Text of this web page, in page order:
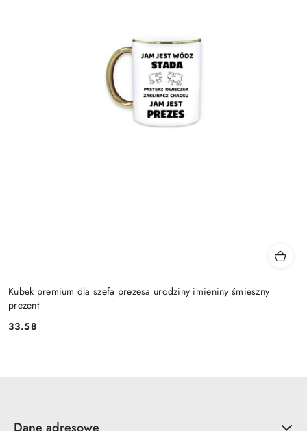
Kubek premium dla szefa prezesa urodziny imieniny śmieszny
prezent
Cena:
33.58
Dane adresowe